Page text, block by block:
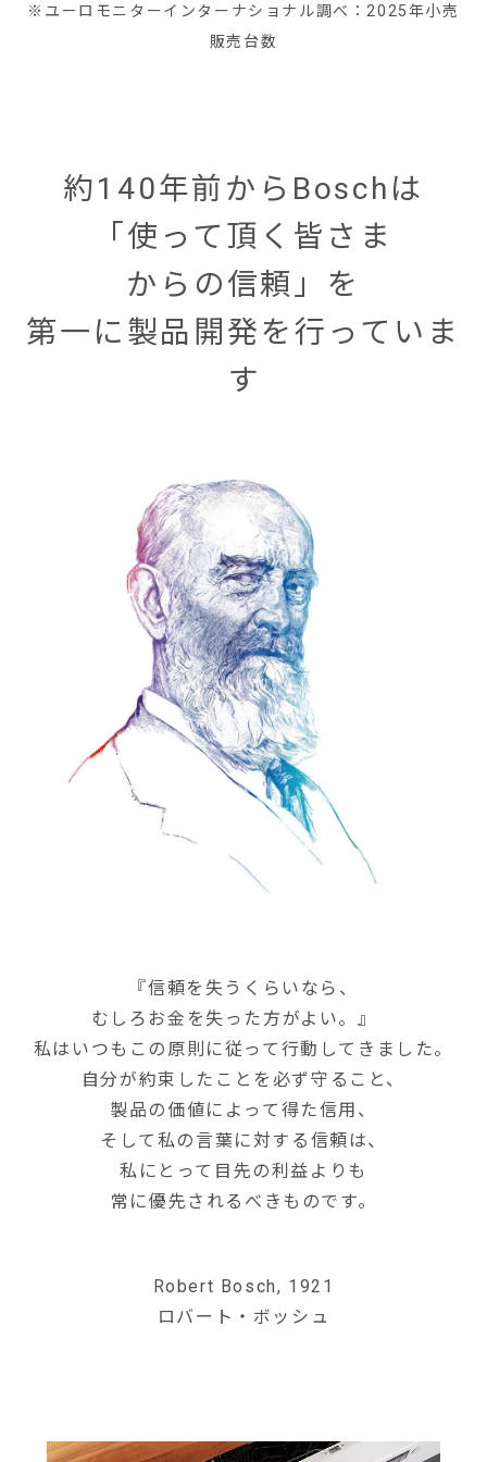
※ユーロモニターインターナショナル調べ：2025年小売
販売台数
約140年前からBoschは
「使って頂く皆さま
からの信頼」を
第一に製品開発を行っていま
す
『信頼を失うくらいなら、
むしろお金を失った方がよい。』
私はいつもこの原則に従って行動してきました。
自分が約束したことを必ず守ること、
製品の価値によって得た信用、
そして私の言葉に対する信頼は、
私にとって目先の利益よりも
常に優先されるべきものです。
Robert Bosch, 1921
ロバート・ボッシュ